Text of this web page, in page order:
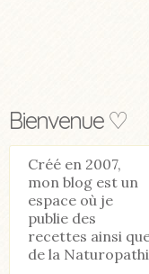
Bienvenue ♡
Créé en 2007,
mon blog est un
espace où je
publie des
recettes ainsi
de la